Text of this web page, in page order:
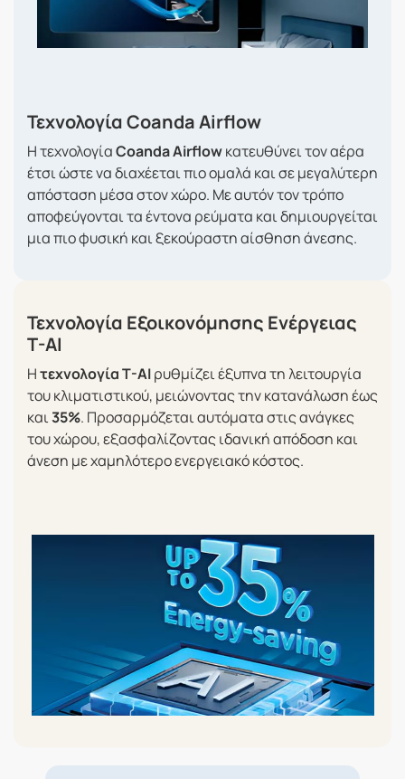
Τεχνολογία Coanda Airflow
Η τεχνολογίαCoanda Airflowκατευθύνει τον αέρα
έτσι ώστε να διαχέεται πιο ομαλά και σε μεγαλύτερη
απόσταση μέσα στον χώρο. Με αυτόν τον τρόπο
αποφεύγονται τα έντονα ρεύματα και δημιουργείται
μια πιο φυσική και ξεκούραστη αίσθηση άνεσης.
Τεχνολογία Εξοικονόμησης Ενέργειας
T-AI
Ητεχνολογία T-AIρυθμίζει έξυπνα τη λειτουργία
του κλιματιστικού, μειώνοντας την κατανάλωση έως
και35%. Προσαρμόζεται αυτόματα στις ανάγκες
του χώρου, εξασφαλίζοντας ιδανική απόδοση και
άνεση με χαμηλότερο ενεργειακό κόστος.